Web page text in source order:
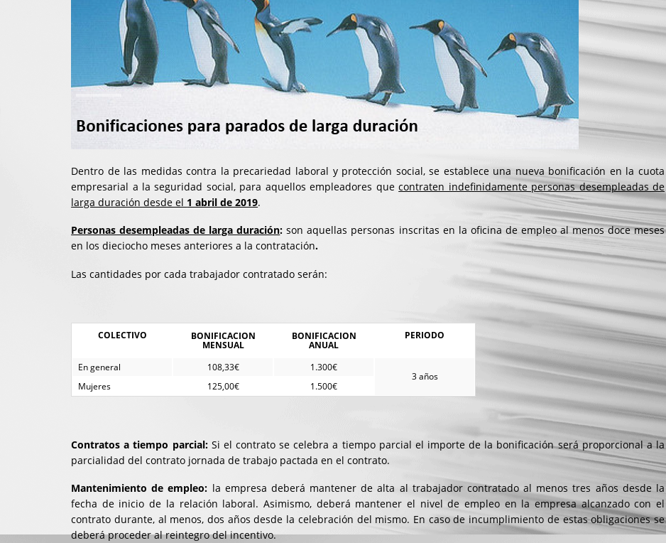
Dentro de las medidas contra la precariedad laboral y protección social, se establece una nueva bonificación en la cuota
empresarial a la seguridad social, para aquellos empleadores quecontraten indefinidamente personas desempleadas de
larga duración desde el 1 abril de 2019.
Personas desempleadas de larga duración:son aquellas personas inscritas en la oficina de empleo al menos doce meses
en los dieciocho meses anteriores a la contratación.
Las cantidades por cada trabajador contratado serán:
COLECTIVO BONIFICACION
MENSUAL
BONIFICACION
ANUAL
PERIODO
En general 108,33€ 1.300€
3 años
Mujeres
125,00€ 1.500€
Contratos a tiempo parcial:Si el contrato se celebra a tiempo parcial el importe de la bonificación será proporcional a la
parcialidad del contrato jornada de trabajo pactada en el contrato.
Mantenimiento de empleo: la empresa deberá mantener de alta al trabajador contratado al menos tres años desde la
fecha de inicio de la relación laboral. Asimismo, deberá mantener el nivel de empleo en la empresa alcanzado con el
contrato durante, al menos, dos años desde la celebración del mismo. En caso de incumplimiento de estas obligaciones se
deberá proceder al reintegro del incentivo.